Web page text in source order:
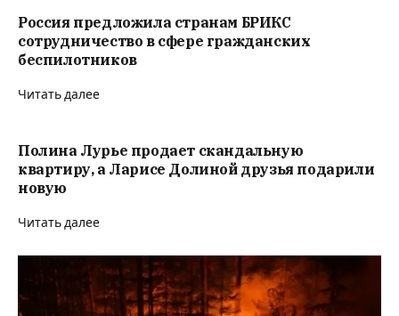
Россия предложила странам БРИКС
сотрудничество в сфере гражданских
беспилотников
Читать далее
Полина Лурье продает скандальную
квартиру, а Ларисе Долиной друзья подарили
новую
Читать далее